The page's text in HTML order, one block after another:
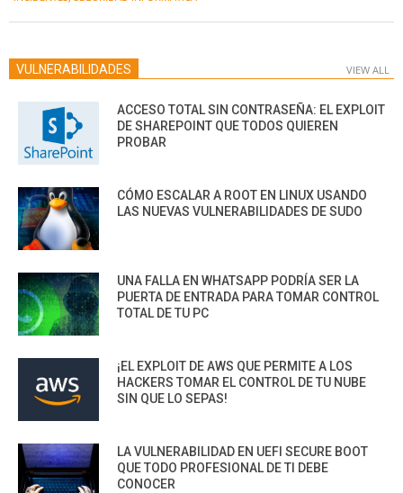
VULNERABILIDADES VIEW ALL
ACCESO TOTAL SIN CONTRASEÑA: EL EXPLOIT
DE SHAREPOINT QUE TODOS QUIEREN
PROBAR
CÓMO ESCALAR A ROOT EN LINUX USANDO
LAS NUEVAS VULNERABILIDADES DE SUDO
UNA FALLA EN WHATSAPP PODRÍA SER LA
PUERTA DE ENTRADA PARA TOMAR CONTROL
TOTAL DE TU PC
¡EL EXPLOIT DE AWS QUE PERMITE A LOS
HACKERS TOMAR EL CONTROL DE TU NUBE
SIN QUE LO SEPAS!
LA VULNERABILIDAD EN UEFI SECURE BOOT
QUE TODO PROFESIONAL DE TI DEBE
CONOCER